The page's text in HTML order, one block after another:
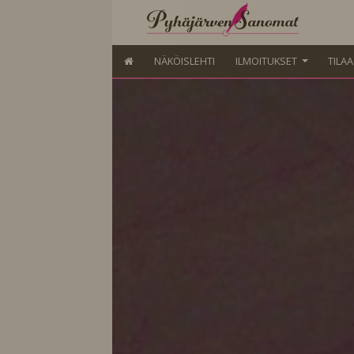
NÄKÖISLEHTI ILMOITUKSET